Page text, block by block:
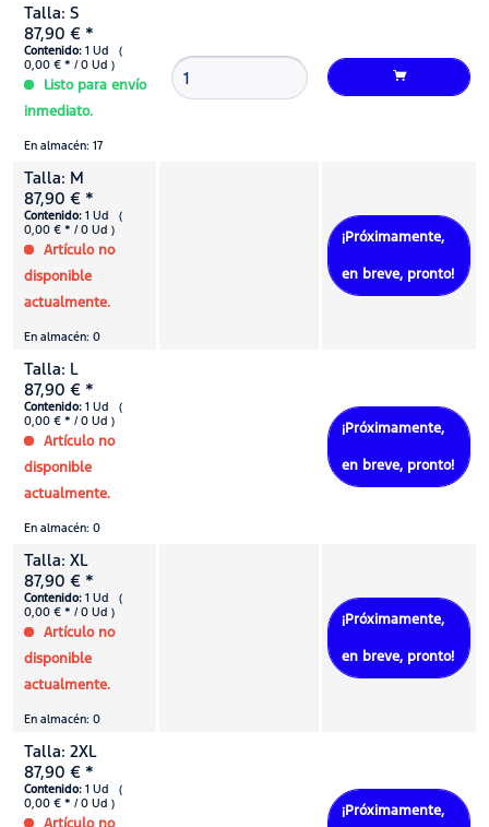
Talla: S
87,90 € *
Contenido: 1 Ud (
0,00 € * / 0 Ud )
Listo para envío
inmediato.
En almacén: 17
Talla: M
87,90 € *
Contenido: 1 Ud (
0,00 € * / 0 Ud )
Artículo no
disponible
actualmente.
En almacén: 0
¡Próximamente,
en breve, pronto!
Talla: L
87,90 € *
Contenido: 1 Ud (
0,00 € * / 0 Ud )
Artículo no
disponible
actualmente.
En almacén: 0
¡Próximamente,
en breve, pronto!
Talla: XL
87,90 € *
Contenido: 1 Ud (
0,00 € * / 0 Ud )
Artículo no
disponible
actualmente.
En almacén: 0
¡Próximamente,
en breve, pronto!
Talla: 2XL
87,90 € *
Contenido: 1 Ud (
0,00 € * / 0 Ud )
Artículo no
¡Próximamente,